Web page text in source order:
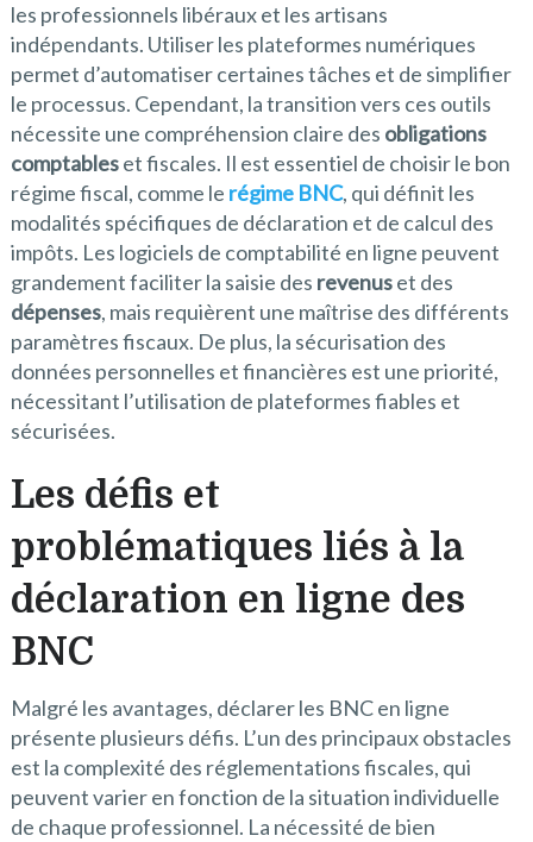
les professionnels libéraux et les artisans
indépendants. Utiliser les plateformes numériques
permet d’automatiser certaines tâches et de simplifier
le processus. Cependant, la transition vers ces outils
nécessite une compréhension claire des obligations
comptableset fiscales. Il est essentiel de choisir le bon
régime fiscal, comme le régime BNC, qui définit les
modalités spécifiques de déclaration et de calcul des
impôts. Les logiciels de comptabilité en ligne peuvent
grandement faciliter la saisie des revenuset des
dépenses, mais requièrent une maîtrise des différents
paramètres fiscaux. De plus, la sécurisation des
données personnelles et financières est une priorité,
nécessitant l’utilisation de plateformes fiables et
sécurisées.
Les défis et
problématiques liés à la
déclaration en ligne des
BNC
Malgré les avantages, déclarer les BNC en ligne
présente plusieurs défis. L’un des principaux obstacles
est la complexité des réglementations fiscales, qui
peuvent varier en fonction de la situation individuelle
de chaque professionnel. La nécessité de bien